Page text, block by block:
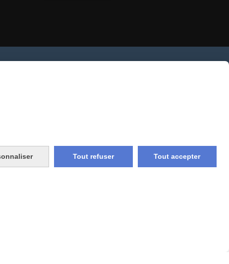
et union
Tout refuser Tout accepter